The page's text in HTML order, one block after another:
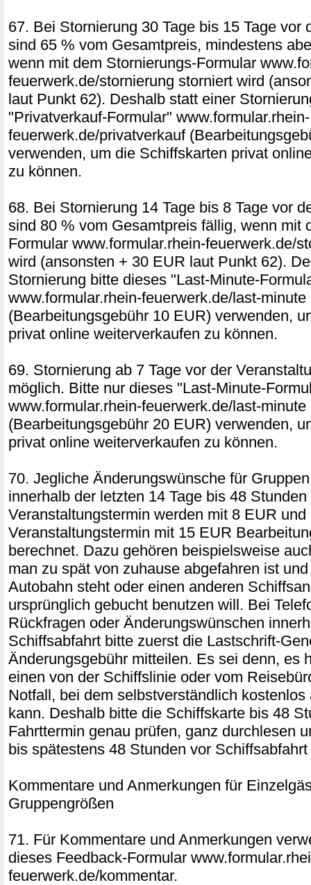
67. Bei Stornierung 30 Tage bis 15 Tage vor
sind 65 % vom Gesamtpreis, mindestens
wenn mit dem Stornierungs-Formular
feuerwerk.de/stornierung storniert wird
laut Punkt 62). Deshalb statt einer
"Privatverkauf-Formular" www.formular.rhein-
feuerwerk.de/privatverkauf
verwenden, um die Schiffskarten privat
zu können.
68. Bei Stornierung 14 Tage bis 8 Tage vor
sind 80 % vom Gesamtpreis fällig, wenn mit
Formular www.formular.rhein-feuerwerk.de/
wird (ansonsten + 30 EUR laut Punkt 62).
Stornierung bitte dieses "Last-Minute-
www.formular.rhein-feuerwerk.de/last-minute
(Bearbeitungsgebühr 10 EUR) verwenden,
privat online weiterverkaufen zu können.
69. Stornierung ab 7 Tage vor der
möglich. Bitte nur dieses "Last-Minute-
www.formular.rhein-feuerwerk.de/last-minute
(Bearbeitungsgebühr 20 EUR) verwenden,
privat online weiterverkaufen zu können.
70. Jegliche Änderungswünsche für
innerhalb der letzten 14 Tage bis 48 Stunden
Veranstaltungstermin werden mit 8 EUR
Veranstaltungstermin mit 15 EUR
berechnet. Dazu gehören beispielsweise
man zu spät von zuhause abgefahren ist
Autobahn steht oder einen anderen
ursprünglich gebucht benutzen will. Bei
Rückfragen oder Änderungswünschen
Schiffsabfahrt bitte zuerst die Lastschrift-
Änderungsgebühr mitteilen. Es sei denn, es
einen von der Schiffslinie oder vom
Notfall, bei dem selbstverständlich kostenlos
kann. Deshalb bitte die Schiffskarte bis 48
Fahrttermin genau prüfen, ganz durchlesen
bis spätestens 48 Stunden vor
Kommentare und Anmerkungen für
Gruppengrößen
71. Für Kommentare und Anmerkungen
dieses Feedback-Formular
feuerwerk.de/kommentar.